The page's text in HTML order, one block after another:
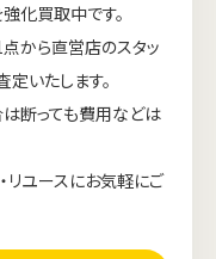
化買取中です。
点から直営店のスタッ
いたします。
断っても費用などは
リユースにお気軽にご